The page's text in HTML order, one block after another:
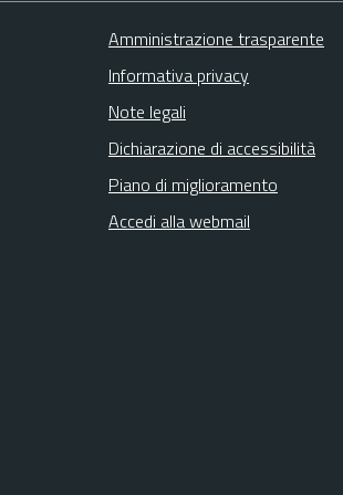
Amministrazione trasparente
Informativa privacy
Note legali
Dichiarazione di accessibilità
Piano di miglioramento
Accedi alla webmail